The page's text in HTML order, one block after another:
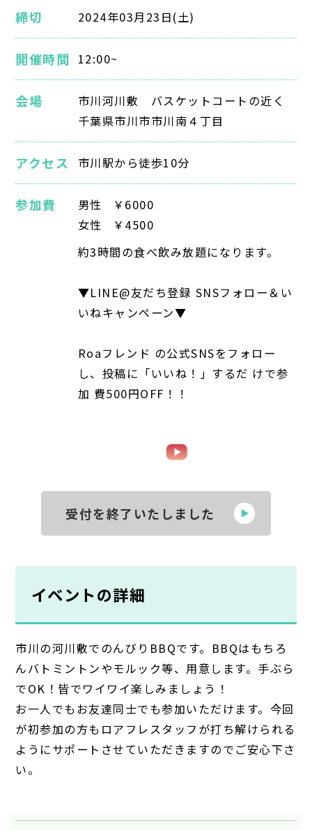
締切 2024年03月23日(土)
開催時間 12:00~
会場
市川河川敷 バスケットコートの近く
千葉県市川市市川南４丁目
アクセス 市川駅から徒歩10分
参加費 男性
￥6000
女性
￥4500
約3時間の食べ飲み放題になります。
▼LINE@友だち登録 SNSフォロー＆い
いねキャンペーン▼
Roaフレンド の公式SNSをフォロー
し、投稿に「いいね！」するだ けで参
加 費500円OFF！！
受付を終了いたしました
イベントの詳細
市川の河川敷でのんびりBBQです。BBQはもちろ
んバトミントンやモルック等、用意します。手ぶら
でOK！皆でワイワイ楽しみましょう！
お一人でもお友達同士でも参加いただけます。今回
が初参加の方もロアフレスタッフが打ち解けられる
ようにサポートさせていただきますのでご安心下さ
い。